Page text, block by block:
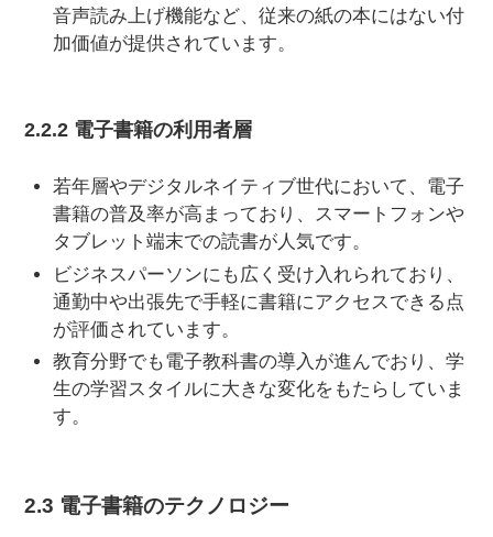
音声読み上げ機能など、従来の紙の本にはない付
加価値が提供されています。
2.2.2 電子書籍の利用者層
若年層やデジタルネイティブ世代において、電子
書籍の普及率が高まっており、スマートフォンや
タブレット端末での読書が人気です。
ビジネスパーソンにも広く受け入れられており、
通勤中や出張先で手軽に書籍にアクセスできる点
が評価されています。
教育分野でも電子教科書の導入が進んでおり、学
生の学習スタイルに大きな変化をもたらしていま
す。
2.3 電子書籍のテクノロジー